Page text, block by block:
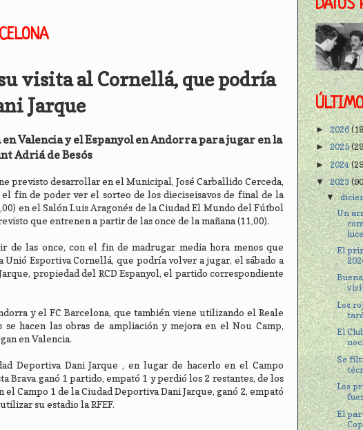
visita al Cornellá, que podría
Jarque
Valencia y el Espanyol en Andorra para jugar en la
Adriá de Besós
previsto desarrollar en el Municipal, José Carballido Cerceda,
el fin de poder ver el sorteo de los dieciseisavos de final de la
en el Salón Luis Aragonés de la Ciudad El Mundo del Fútbol
que entrenen a partir de las once de la mañana (11,00).
de las once, con el fin de madrugar media hora menos que
Unió Esportiva Cornellá, que podría volver a jugar, el sábado a
propiedad del RCD Espanyol, el partido correspondiente
y el FC Barcelona, que también viene utilizando el Reale
hacen las obras de ampliación y mejora en el Nou Camp,
en Valencia.
Deportiva Dani Jarque , en lugar de hacerlo en el Campo
Brava ganó 1 partido, empató 1 y perdió los 2 restantes, de los
Campo 1 de la Ciudad Deportiva Dani Jarque, ganó 2, empató
su estadio la RFEF.
DATOS
►2026
►2025
►2024
▼2023
▼
Un
El
Los
El
Se
Los
El